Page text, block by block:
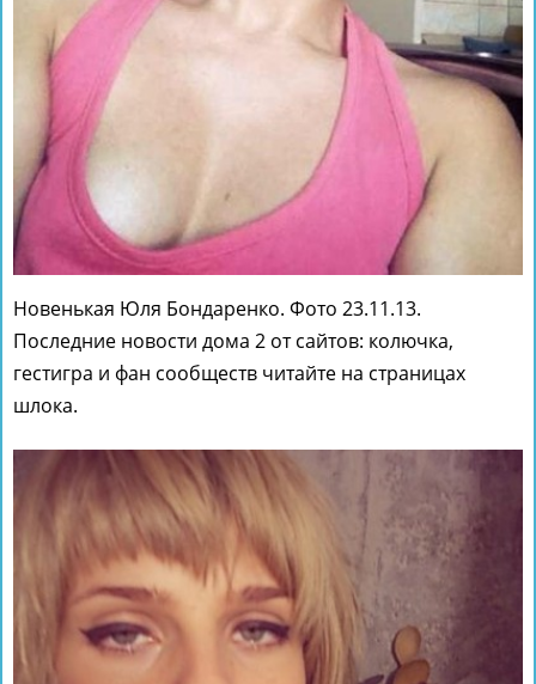
Новенькая Юля Бондаренко. Фото 23.11.13.
Последние новости дома 2 от сайтов: колючка,
гестигра и фан сообществ читайте на страницах
шлока.